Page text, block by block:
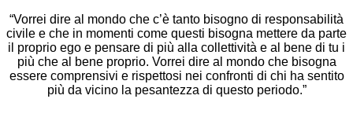
“Vorrei dire al mondo che c’è tanto bisogno di responsabilità
civile e che in momenti come questi bisogna mettere da parte
il proprio ego e pensare di più alla collettività e al bene di tu i
più che al bene proprio. Vorrei dire al mondo che bisogna
essere comprensivi e rispettosi nei confronti di chi ha sentito
più da vicino la pesantezza di questo periodo.”